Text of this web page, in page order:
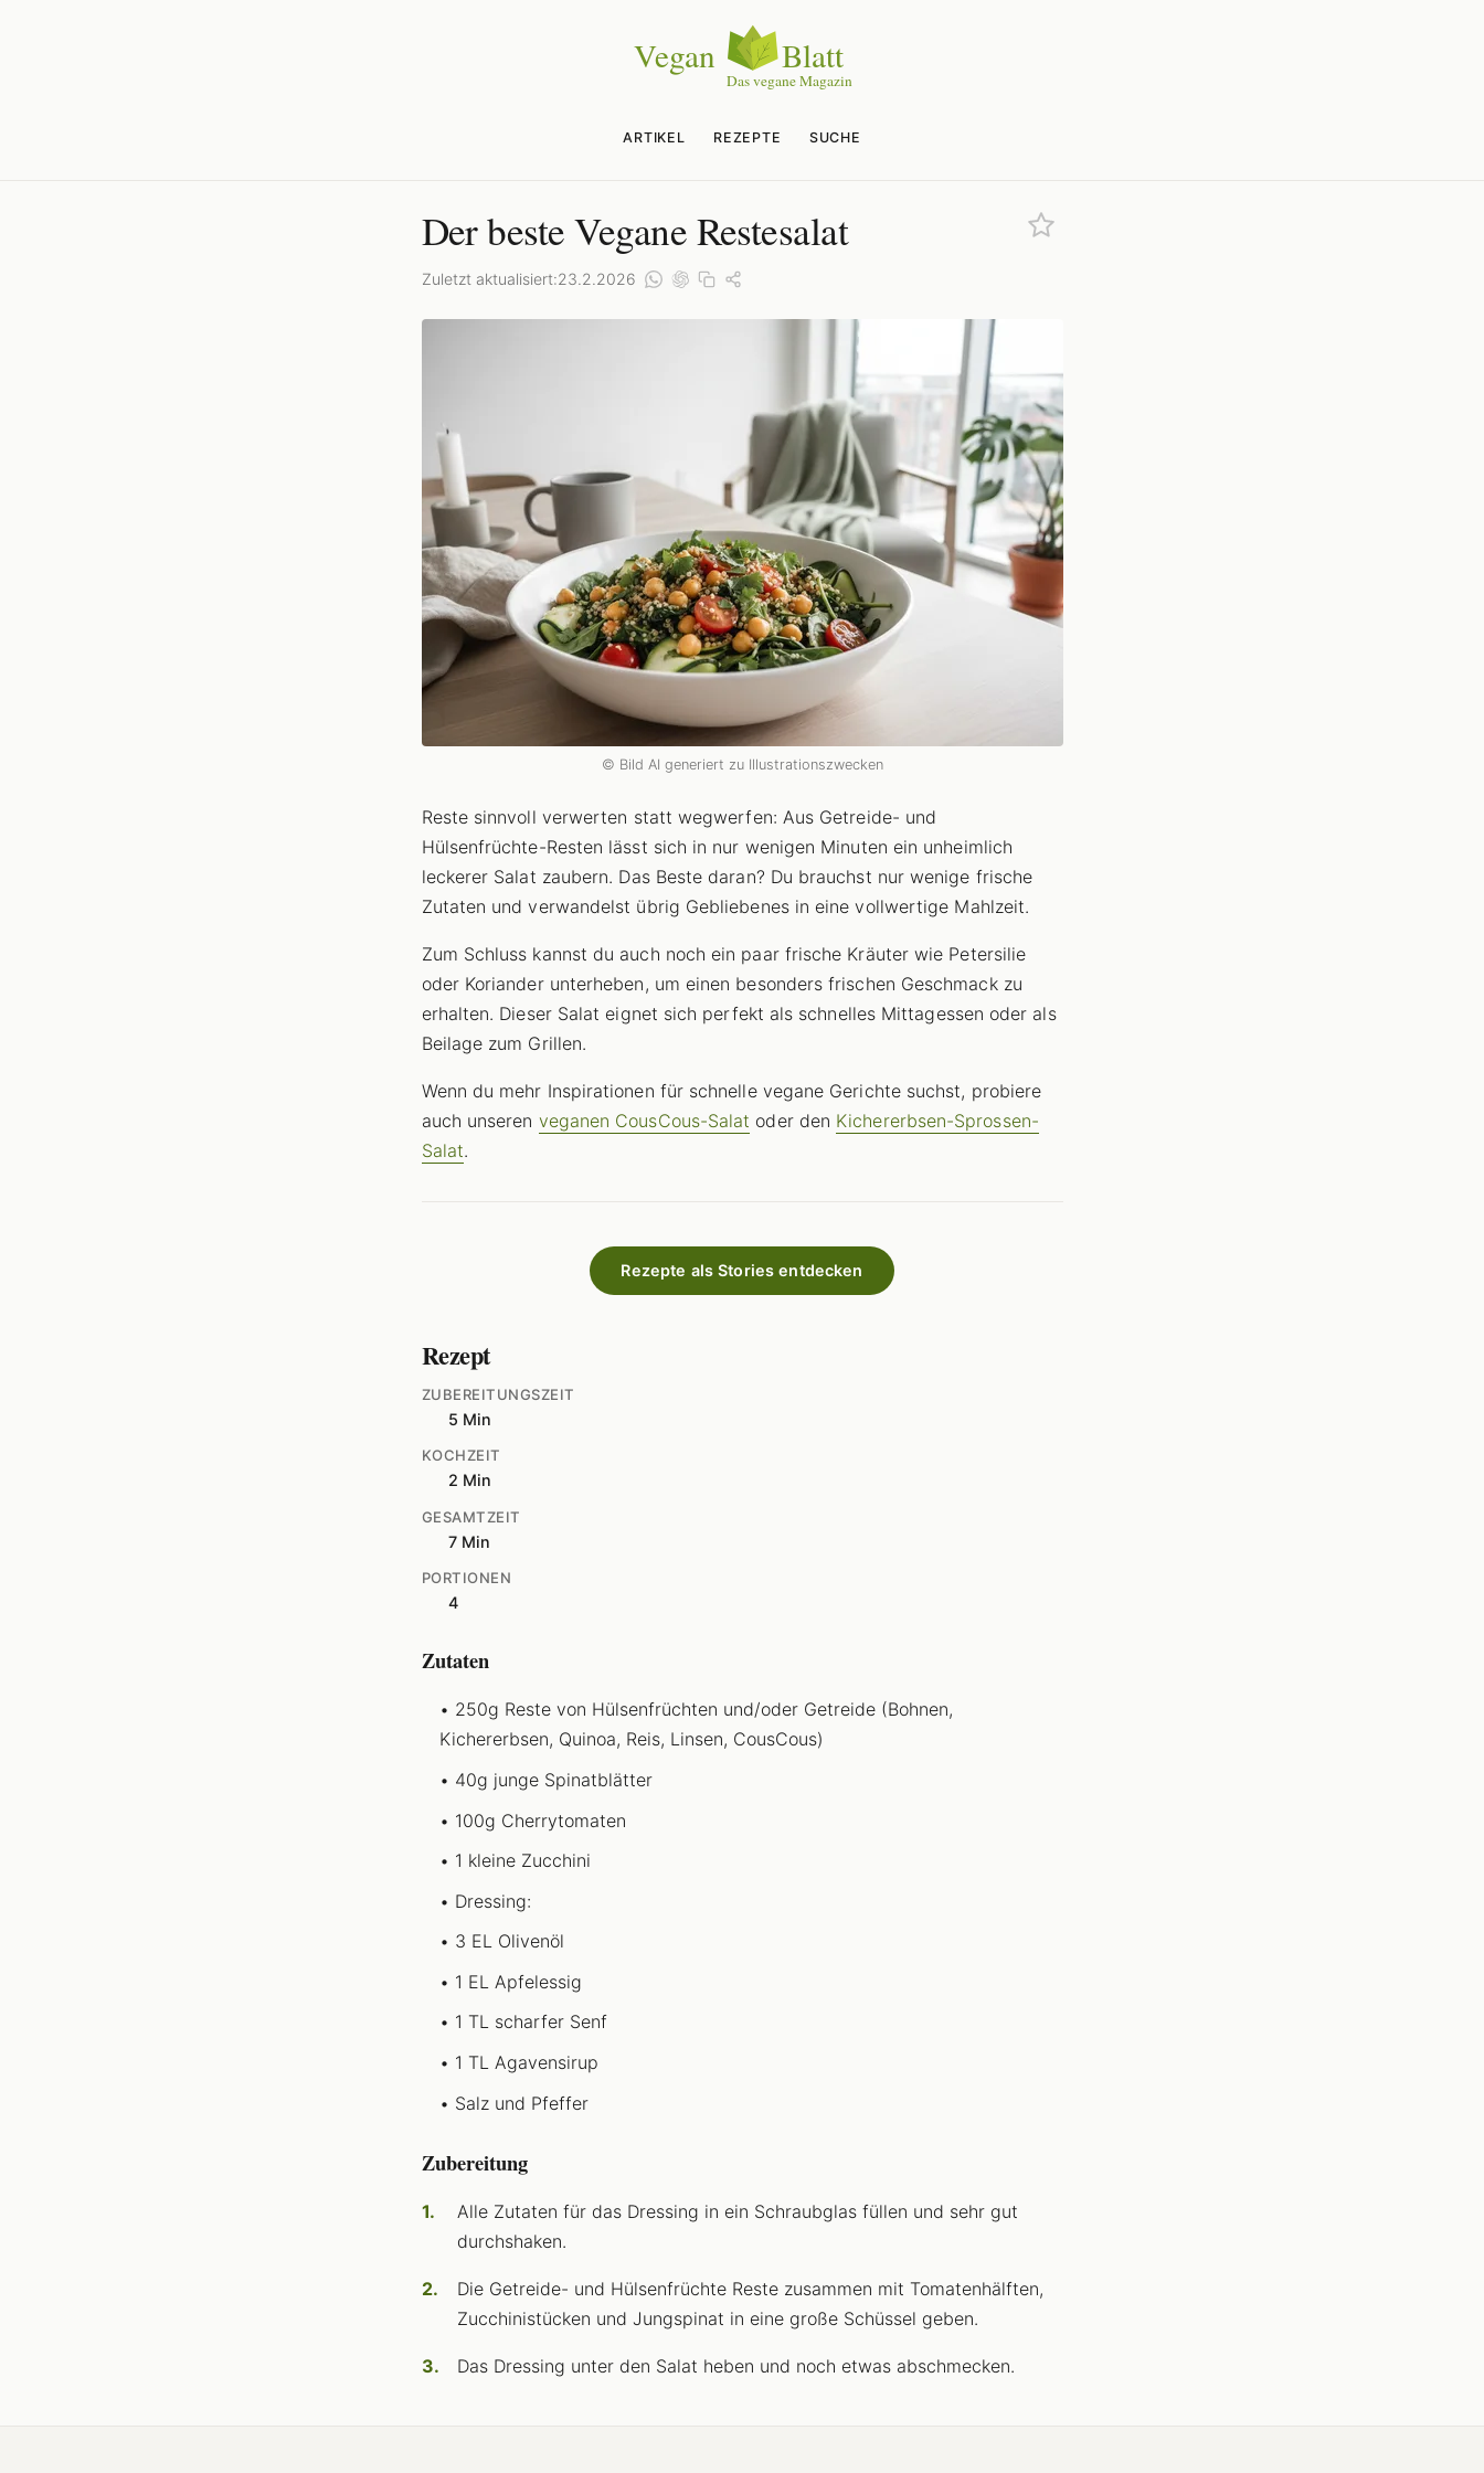
ARTIKEL REZEPTE SUCHE
Der beste Vegane Restesalat
Zuletzt aktualisiert:23.2.2026
© Bild AI generiert zu Illustrationszwecken
Reste sinnvoll verwerten statt wegwerfen: Aus Getreide- und
Hülsenfrüchte-Resten lässt sich in nur wenigen Minuten ein unheimlich
leckerer Salat zaubern. Das Beste daran? Du brauchst nur wenige frische
Zutaten und verwandelst übrig Gebliebenes in eine vollwertige Mahlzeit.
Zum Schluss kannst du auch noch ein paar frische Kräuter wie Petersilie
oder Koriander unterheben, um einen besonders frischen Geschmack zu
erhalten. Dieser Salat eignet sich perfekt als schnelles Mittagessen oder als
Beilage zum Grillen.
Wenn du mehr Inspirationen für schnelle vegane Gerichte suchst, probiere
auch unseren veganen CousCous-Salat oder den Kichererbsen-Sprossen-
Salat.
Rezepte als Stories entdecken
Rezept
ZUBEREITUNGSZEIT
5 Min
KOCHZEIT
2 Min
GESAMTZEIT
7 Min
PORTIONEN
4
Zutaten
250g Reste von Hülsenfrüchten und/oder Getreide (Bohnen,
Kichererbsen, Quinoa, Reis, Linsen, CousCous)
40g junge Spinatblätter
100g Cherrytomaten
1 kleine Zucchini
Dressing:
3 EL Olivenöl
1 EL Apfelessig
1 TL scharfer Senf
1 TL Agavensirup
Salz und Pfeffer
Zubereitung
Alle Zutaten für das Dressing in ein Schraubglas füllen und sehr gut
durchshaken.
Die Getreide- und Hülsenfrüchte Reste zusammen mit Tomatenhälften,
Zucchinistücken und Jungspinat in eine große Schüssel geben.
Das Dressing unter den Salat heben und noch etwas abschmecken.